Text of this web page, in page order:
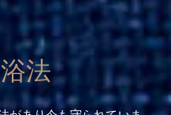
法